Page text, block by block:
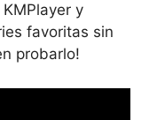
y
favoritas sin
probarlo!